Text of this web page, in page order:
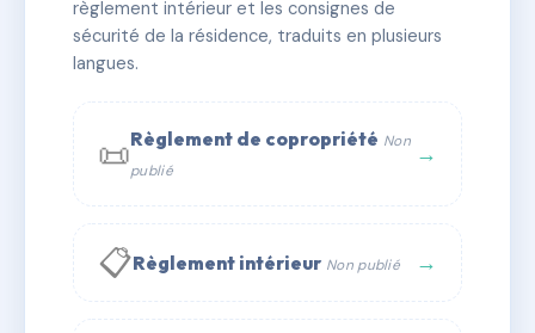
📞 Contacter Syndic Digital
règlement intérieur et les consignes de
sécurité de la résidence, traduits en plusieurs
langues.
📜Règlement de copropriété Non
publié
→
📋Règlement intérieur Non publié →